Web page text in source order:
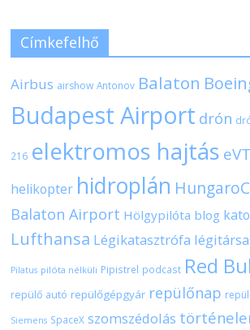
Címkefelhő
Airbus airshow Antonov Balaton
Budapest Airport drón
216 elektromos hajtás
helikopter hidroplán
Balaton Airport Hölgypilóta blog
Lufthansa Légikatasztrófa
Pilatus pilóta nélküli Pipistrel podcast Red
repülő autó repülőgépgyár repülőnap
Siemens SpaceX szomszédolás